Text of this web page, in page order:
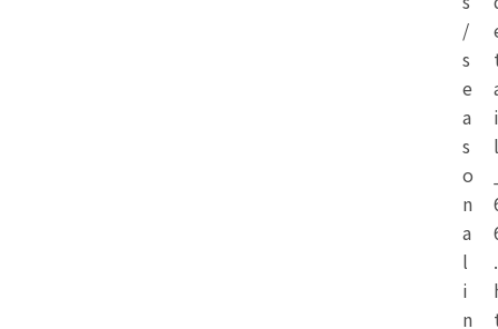
/
s
e
a
s
o
n
a
l
i
n
i
l
.